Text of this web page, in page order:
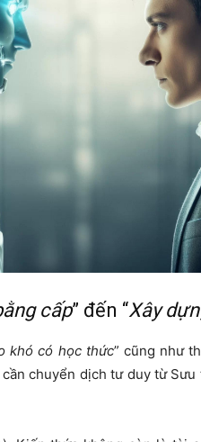
cấp” đến “Xây
khó có học thức” cũng như
chuyển dịch tư duy từ